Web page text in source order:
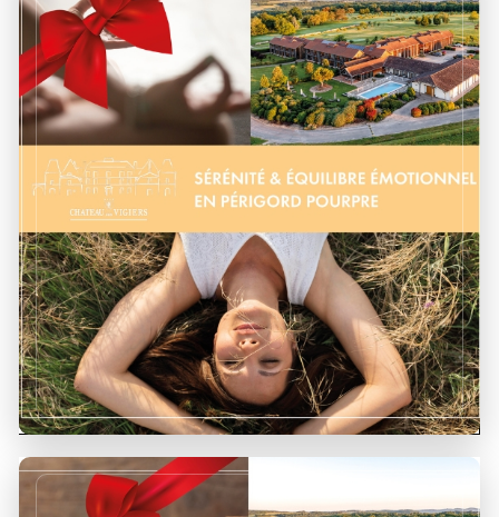
Plongez au cœur de vous-même avec ce séjour
inédit alliant réflexologie, accompagnements
énergétiques !
DÉCOUVRIR !